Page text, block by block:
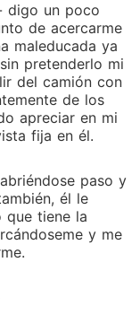
digo un poco
de acercarme
maleducada ya
pretenderlo mi
del camión con
de los
apreciar en mi
fija en él.
paso y
él le
que tiene la
y me